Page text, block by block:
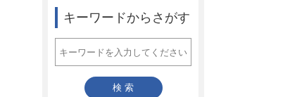
キーワードからさがす